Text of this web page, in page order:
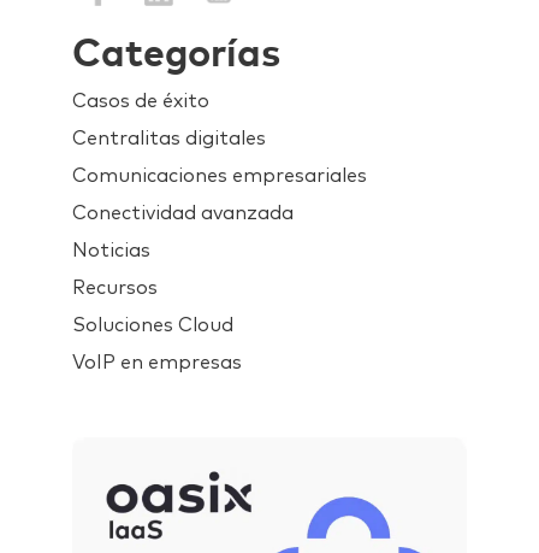
Categorías
Casos de éxito
Centralitas digitales
Comunicaciones empresariales
Conectividad avanzada
Noticias
Recursos
Soluciones Cloud
VoIP en empresas